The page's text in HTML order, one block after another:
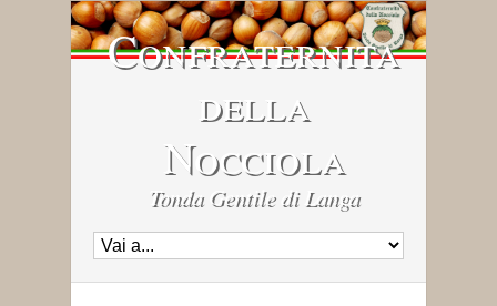
Confraternita
della
Nocciola
Tonda Gentile di Langa